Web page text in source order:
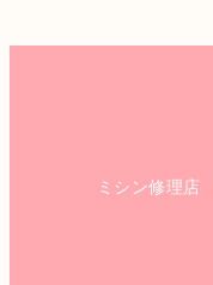
ミシン修理